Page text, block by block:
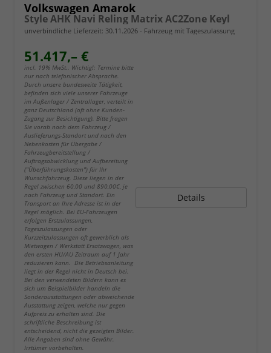
Volkswagen Amarok
Style AHK Navi Reling Matrix AC2Zone Keyl
unverbindliche Lieferzeit: 30.11.2026 Fahrzeug mit Tageszulassung
51.417,– €
incl. 19% MwSt.. Wichtig!: Termine bitte
nur nach telefonischer Absprache.
Durch unsere bundesweite Tätigkeit,
befinden sich viele unserer Fahrzeuge
im Außenlager / Zentrallager, verteilt in
ganz Deutschland (oft ohne Kunden-
Zugang zur Besichtigung). Bitte fragen
Sie vorab nach dem Fahrzeug /
Auslieferungs-Standort und nach den
Nebenkosten für Übergabe /
Fahrzeugbereitstellung /
Auftragsabwicklung und Aufbereitung
("Überführungskosten") für Ihr
Wunschfahrzeug. Diese liegen in der
Regel zwischen 60,00 und 890,00€, je
nach Fahrzeug und Standort. Ein
Transport an Ihre Adresse ist in der
Regel möglich. Bei EU-Fahrzeugen
erfolgen Erstzulassungen,
Tageszulassungen oder
Kurzzeitzulassungen oft gewerblich als
Mietwagen / Werkstatt Ersatzwagen, was
den ersten HU/AU Zeitraum auf 1 Jahr
reduzieren kann. Die Betriebsanleitung
liegt in der Regel nicht in Deutsch bei.
Bei den verwendeten Bildern kann es
sich um Beispielbilder handeln die
Sonderausstattungen oder abweichende
Ausstattung zeigen, welche nur gegen
Aufpreis zu erhalten sind. Die
schriftliche Beschreibung ist
entscheidend, nicht die gezeigten Bilder.
Alle Angaben sind ohne Gewähr.
Irrtümer vorbehalten.
Details